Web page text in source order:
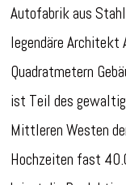
Autofabrik aus
legendäre
Quadratmetern
ist Teil des
Mittleren Westen
Hochzeiten fast